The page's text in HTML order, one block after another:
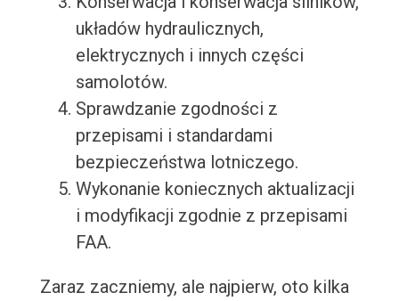
układów hydraulicznych,
elektrycznych i innych części
samolotów.
Sprawdzanie zgodności z
przepisami i standardami
bezpieczeństwa lotniczego.
Wykonanie koniecznych aktualizacji
i modyfikacji zgodnie z przepisami
FAA.
Zaraz zaczniemy, ale najpierw, oto kilka